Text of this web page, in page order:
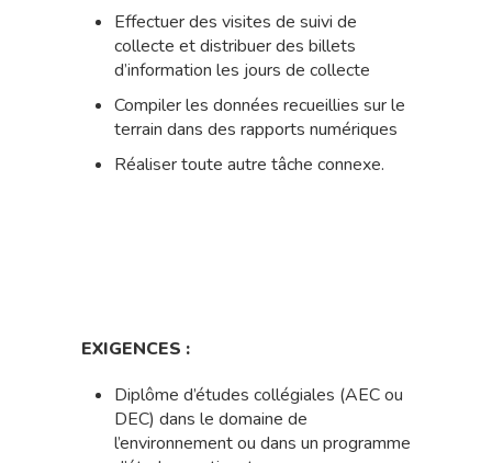
Effectuer des visites de suivi de
collecte et distribuer des billets
d’information les jours de collecte
Compiler les données recueillies sur le
terrain dans des rapports numériques
Réaliser toute autre tâche connexe.
EXIGENCES :
Diplôme d’études collégiales (AEC ou
DEC) dans le domaine de
l’environnement ou dans un programme